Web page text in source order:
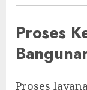
Proses
Proses